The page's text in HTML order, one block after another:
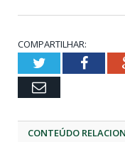
COMPARTILHAR:
Twitter
Email
CONTEÚDO